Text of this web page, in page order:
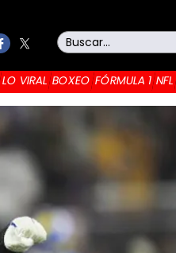
LO VIRAL BOXEO FÓRMULA 1 NFL